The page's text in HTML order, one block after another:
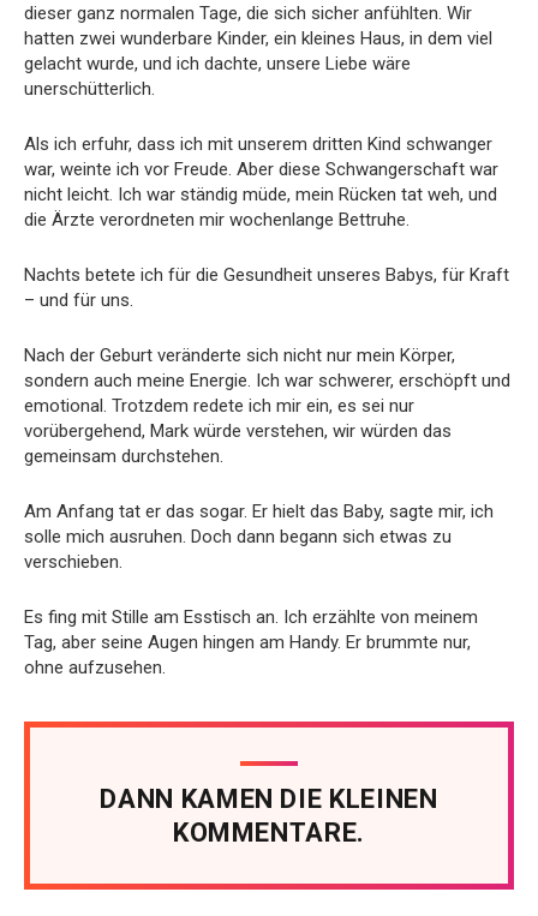
dieser ganz normalen Tage, die sich sicher anfühlten. Wir
hatten zwei wunderbare Kinder, ein kleines Haus, in dem viel
gelacht wurde, und ich dachte, unsere Liebe wäre
unerschütterlich.
Als ich erfuhr, dass ich mit unserem dritten Kind schwanger
war, weinte ich vor Freude. Aber diese Schwangerschaft war
nicht leicht. Ich war ständig müde, mein Rücken tat weh, und
die Ärzte verordneten mir wochenlange Bettruhe.
Nachts betete ich für die Gesundheit unseres Babys, für Kraft
– und für uns.
Nach der Geburt veränderte sich nicht nur mein Körper,
sondern auch meine Energie. Ich war schwerer, erschöpft und
emotional. Trotzdem redete ich mir ein, es sei nur
vorübergehend, Mark würde verstehen, wir würden das
gemeinsam durchstehen.
Am Anfang tat er das sogar. Er hielt das Baby, sagte mir, ich
solle mich ausruhen. Doch dann begann sich etwas zu
verschieben.
Es fing mit Stille am Esstisch an. Ich erzählte von meinem
Tag, aber seine Augen hingen am Handy. Er brummte nur,
ohne aufzusehen.
DANN KAMEN DIE KLEINEN
KOMMENTARE.